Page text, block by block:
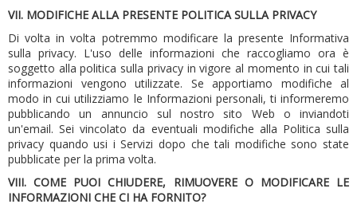
VII. MODIFICHE ALLA PRESENTE POLITICA SULLA PRIVACY
Di volta in volta potremmo modificare la presente Informativa
sulla privacy. L'uso delle informazioni che raccogliamo ora è
soggetto alla politica sulla privacy in vigore al momento in cui tali
informazioni vengono utilizzate.
Se apportiamo modifiche al
modo in cui utilizziamo le Informazioni personali, ti informeremo
pubblicando un annuncio sul nostro sito Web o inviandoti
un'email. Sei vincolato da eventuali modifiche alla Politica sulla
privacy quando usi i Servizi dopo che tali modifiche sono state
pubblicate per la prima volta.
VIII. COME PUOI CHIUDERE, RIMUOVERE O MODIFICARE LE
INFORMAZIONI CHE CI HA FORNITO?